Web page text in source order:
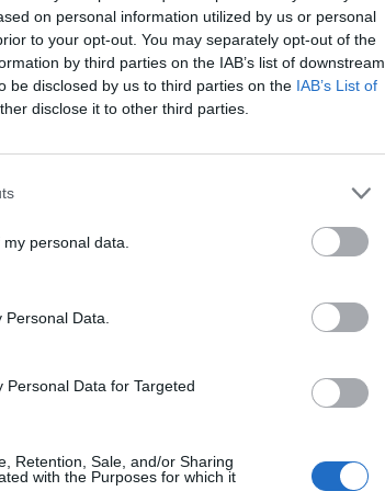
on personal information utilized by us or personal
to your opt-out. You may separately opt-out of the
by third parties on the IAB’s list of downstream
be disclosed by us to third parties on the IAB’s List of
disclose it to other third parties.
personal data.
Data.
Data for Targeted
Retention, Sale, and/or Sharing
with the Purposes for which it
crinière à la Blake Lively et
indispensable pour notre
lait de coco est un champion
2 à 3 heures avant de rincer.
traite ! Attention quand
de coco, complétés avec
pâlir Raiponce, on la veut
tout ce qui, de près ou de
c'est là notre principale
les shampoings adaptés
cheveu en pleine santé !
vendus comme miraculeux,
qui dessèchent et